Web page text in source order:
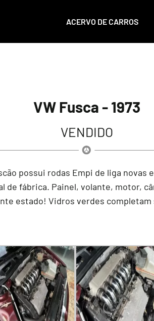
ACERVO DE CARROS
VW Fusca - 1973
VENDIDO
possui rodas Empi de liga novas
de fábrica. Painel, volante, motor,
estado! Vidros verdes